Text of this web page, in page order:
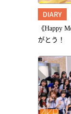
DIARY
《Happy
がとう！